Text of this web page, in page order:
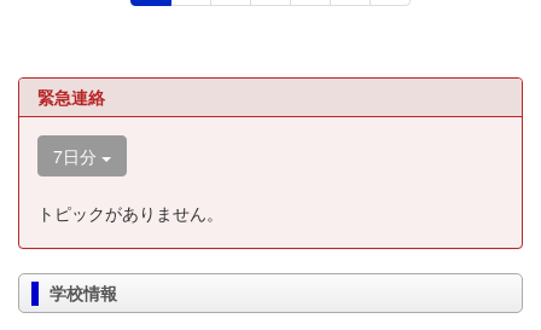
緊急連絡
7日分
トピックがありません。
学校情報